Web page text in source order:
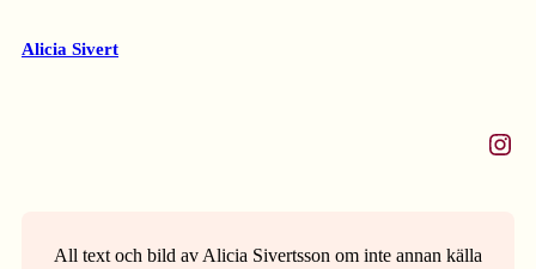
Alicia Sivert
Instagram
All text och bild av Alicia Sivertsson om inte annan källa